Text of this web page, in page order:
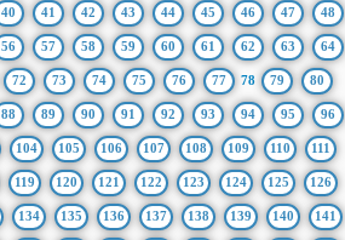
40 41 42 43 44 45 46 47 48
56 57 58 59 60 61 62 63 64
72 73 74 75 76 77 78 79 80
88 89 90 91 92 93 94 95 96
104 105 106 107 108 109 110 111
119 120 121 122 123 124 125 126
134 135 136 137 138 139 140 141